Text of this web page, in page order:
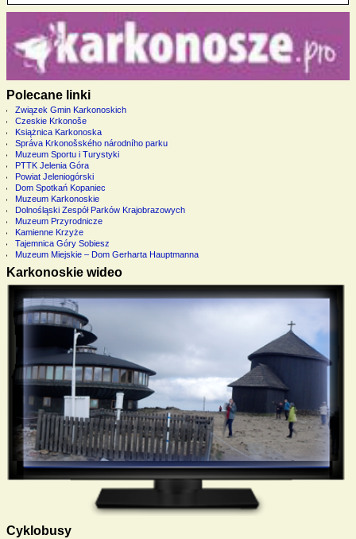
Polecane linki
Związek Gmin Karkonoskich
Czeskie Krkonoše
Książnica Karkonoska
Správa Krkonošského národního parku
Muzeum Sportu i Turystyki
PTTK Jelenia Góra
Powiat Jeleniogórski
Dom Spotkań Kopaniec
Muzeum Karkonoskie
Dolnośląski Zespół Parków Krajobrazowych
Muzeum Przyrodnicze
Kamienne Krzyże
Tajemnica Góry Sobiesz
Muzeum Miejskie – Dom Gerharta Hauptmanna
Karkonoskie wideo
Cyklobusy